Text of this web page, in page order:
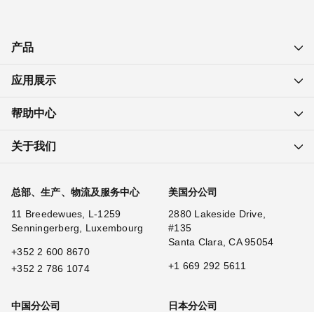
产品
应用展示
帮助中心
关于我们
总部、生产、物流及服务中心
11 Breedewues, L-1259
Senningerberg, Luxembourg
+352 2 600 8670
+352 2 786 1074
美国分公司
2880 Lakeside Drive,
#135
Santa Clara, CA 95054
+1 669 292 5611
中国分公司
日本分公司